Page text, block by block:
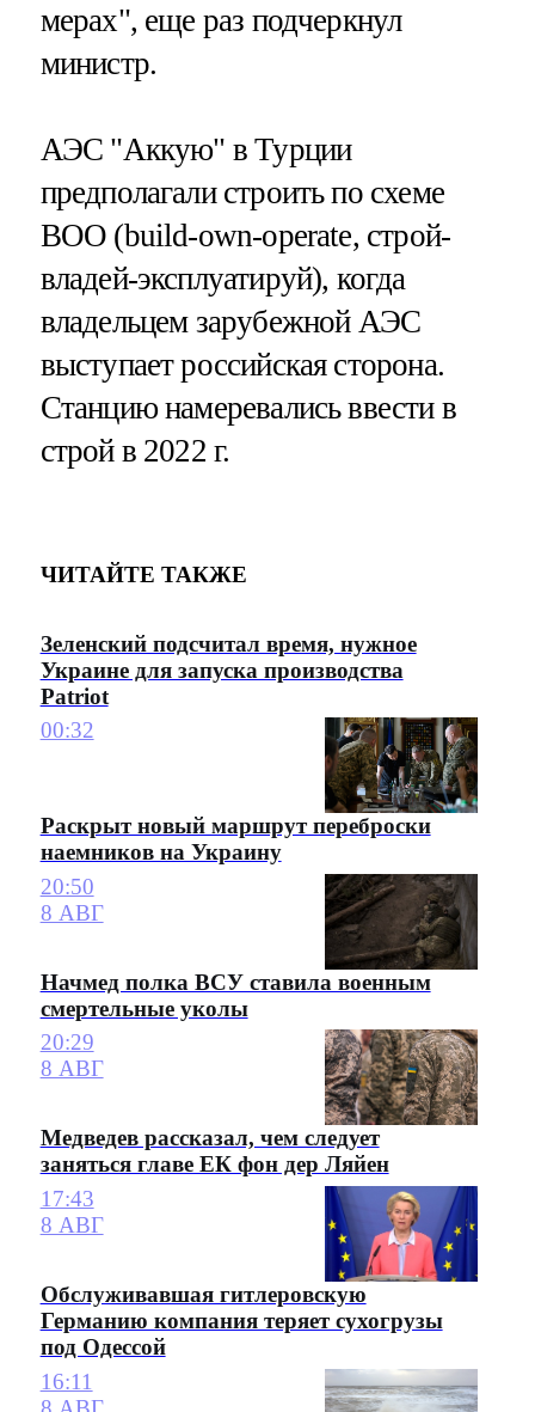
мерах", еще раз подчеркнул
министр.
АЭС "Аккую" в Турции
предполагали строить по схеме
BOO (build-own-operate, строй-
владей-эксплуатируй), когда
владельцем зарубежной АЭС
выступает российская сторона.
Станцию намеревались ввести в
строй в 2022 г.
ЧИТАЙТЕ ТАКЖЕ
Зеленский подсчитал время, нужное
Украине для запуска производства
Patriot
00:32
Раскрыт новый маршрут переброски
наемников на Украину
20:50
8 АВГ
Начмед полка ВСУ ставила военным
смертельные уколы
20:29
8 АВГ
Медведев рассказал, чем следует
заняться главе ЕК фон дер Ляйен
17:43
8 АВГ
Обслуживавшая гитлеровскую
Германию компания теряет сухогрузы
под Одессой
16:11